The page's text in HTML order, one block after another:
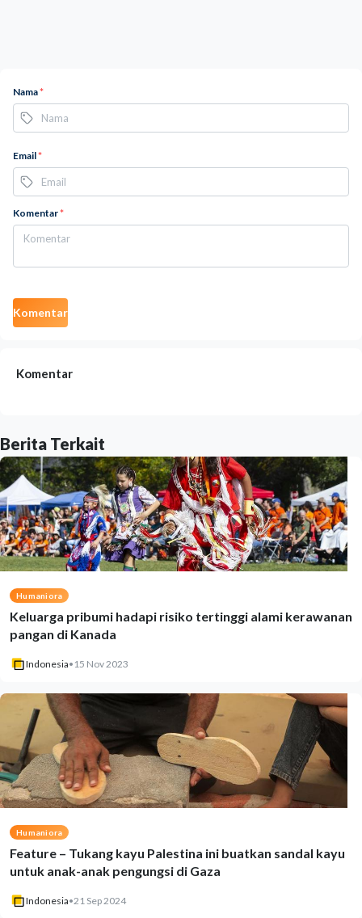
Nama*
Email*
Komentar*
Komentar
Komentar
Berita Terkait
Humaniora
Keluarga pribumi hadapi risiko tertinggi alami kerawanan
pangan di Kanada
Indonesia• 15 Nov 2023
Humaniora
Feature – Tukang kayu Palestina ini buatkan sandal kayu
untuk anak-anak pengungsi di Gaza
Indonesia•21 Sep 2024